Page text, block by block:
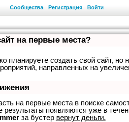
Сообщества Регистрация Войти
на первые места?
планируете создать свой сайт, но
направленных на
на первые места в поиске
результаты появляются уже в
за бустер вернут деньги.